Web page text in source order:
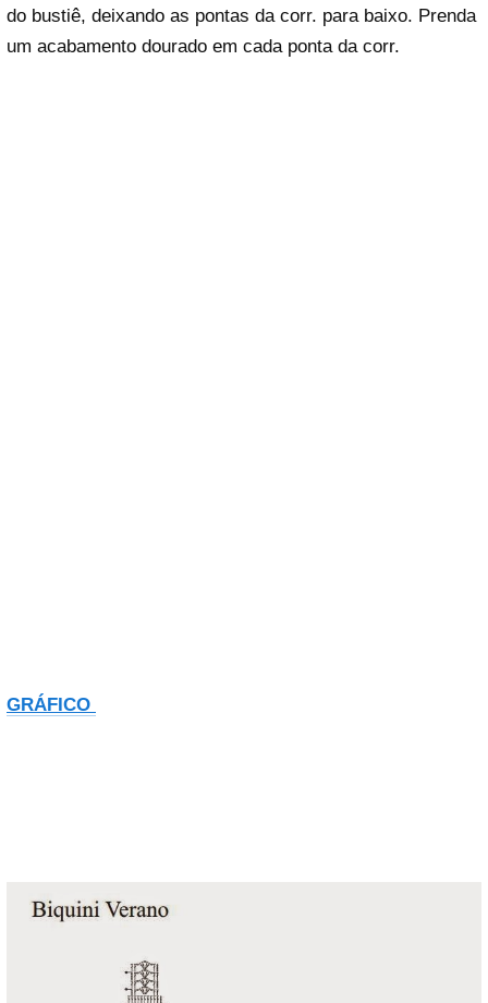
do bustiê, deixando as pontas da corr. para baixo. Prenda
um acabamento dourado em cada ponta da corr.
GRÁFICO